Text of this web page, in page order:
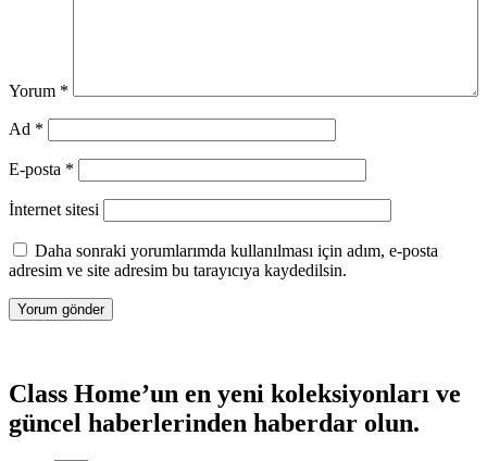
Yorum *
Ad *
E-posta *
İnternet sitesi
Daha sonraki yorumlarımda kullanılması için adım, e-posta
adresim ve site adresim bu tarayıcıya kaydedilsin.
Class Home’un en yeni koleksiyonları ve
güncel haberlerinden haberdar olun.